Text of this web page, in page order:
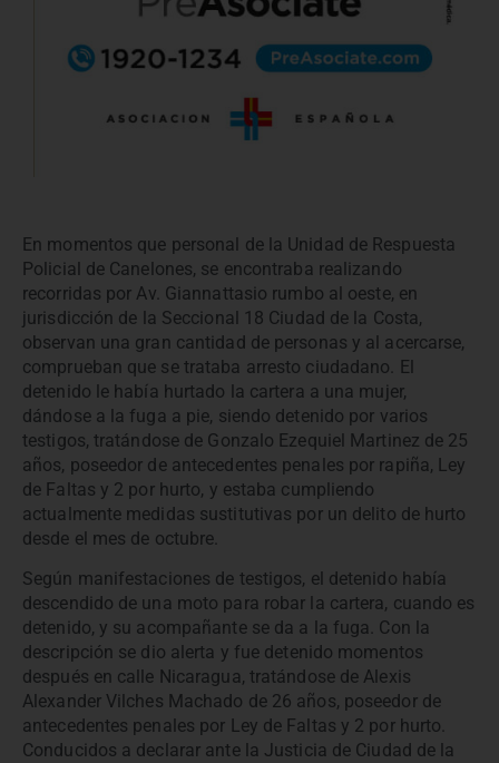
En momentos que personal de la Unidad de Respuesta
Policial de Canelones, se encontraba realizando
recorridas por Av. Giannattasio rumbo al oeste, en
jurisdicción de la Seccional 18 Ciudad de la Costa,
observan una gran cantidad de personas y al acercarse,
comprueban que se trataba arresto ciudadano. El
detenido le había hurtado la cartera a una mujer,
dándose a la fuga a pie, siendo detenido por varios
testigos, tratándose de Gonzalo Ezequiel Martinez de 25
años, poseedor de antecedentes penales por rapiña, Ley
de Faltas y 2 por hurto, y estaba cumpliendo
actualmente medidas sustitutivas por un delito de hurto
desde el mes de octubre.
Según manifestaciones de testigos, el detenido había
descendido de una moto para robar la cartera, cuando es
detenido, y su acompañante se da a la fuga. Con la
descripción se dio alerta y fue detenido momentos
después en calle Nicaragua, tratándose de Alexis
Alexander Vilches Machado de 26 años, poseedor de
antecedentes penales por Ley de Faltas y 2 por hurto.
Conducidos a declarar ante la Justicia de Ciudad de la